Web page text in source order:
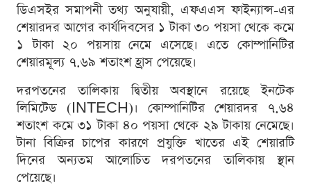
ডিএসইর সমাপনী তথ্য অনুযায়ী, এফএএস ফাইন্যান্স-এর
শেয়ারদর আগের কার্যদিবসের ১ টাকা ৩০ পয়সা থেকে কমে
১ টাকা ২০ পয়সায় নেমে এসেছে। এতে কোম্পানিটির
শেয়ারমূল্য ৭.৬৯ শতাংশ হ্রাস পেয়েছে।
দরপতনের তালিকায় দ্বিতীয় অবস্থানে রয়েছে ইনটেক
লিমিটেড (INTECH)। কোম্পানিটির শেয়ারদর ৭.৬৪
শতাংশ কমে ৩১ টাকা ৪০ পয়সা থেকে ২৯ টাকায় নেমেছে।
টানা বিক্রির চাপের কারণে প্রযুক্তি খাতের এই শেয়ারটি
দিনের অন্যতম আলোচিত দরপতনের তালিকায় স্থান
পেয়েছে।